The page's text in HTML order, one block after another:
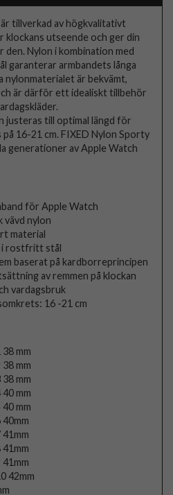
tillverkad av högkvalitativt
utseende och ger din
Nylon i kombination med
armbandets långa
nylonmaterialet är bekvämt,
är därför ett idealiskt tillbehör
justeras till optimal längd för
16-21 cm. FIXED Nylon Sporty
generationer av Apple Watch
för Apple Watch
vävd nylon
material
i rostfritt stål
baserat på kardborreprincipen
av remmen på klockan
vardagsbruk
16 -21 cm
mm
mm
mm
mm
mm
42mm